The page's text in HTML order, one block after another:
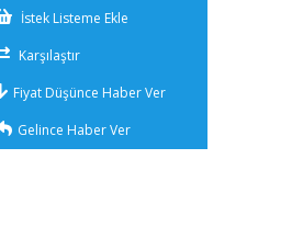
İstek Listeme Ekle
Karşılaştır
Fiyat Düşünce Haber Ver
Gelince Haber Ver